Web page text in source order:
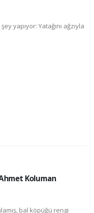
yapıyor: Yatağını ağzıyla
Koluman
bal köpüğü rengi